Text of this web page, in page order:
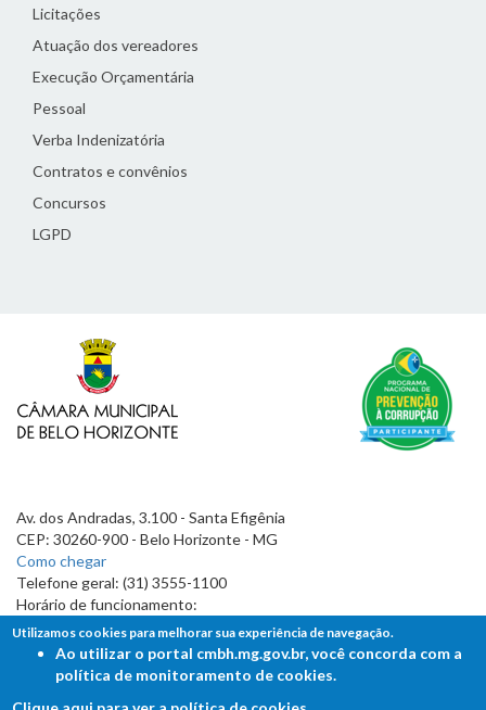
Licitações
Atuação dos vereadores
Execução Orçamentária
Pessoal
Verba Indenizatória
Contratos e convênios
Concursos
LGPD
Av. dos Andradas, 3.100 - Santa Efigênia
CEP: 30260-900 - Belo Horizonte - MG
Como chegar
Telefone geral: (31) 3555-1100
Horário de funcionamento:
7h às 19h
Utilizamos cookies para melhorar sua experiência de navegação.
Ao utilizar o portal cmbh.mg.gov.br, você concorda com a
política de monitoramento de cookies.